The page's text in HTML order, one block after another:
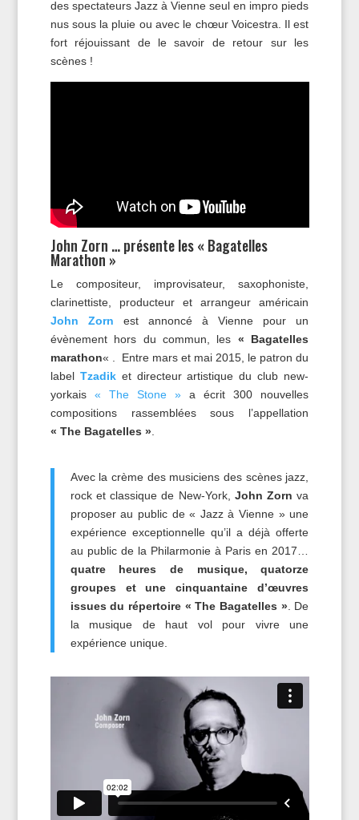
des spectateurs Jazz à Vienne seul en impro pieds
nus sous la pluie ou avec le chœur Voicestra. Il est
fort réjouissant de le savoir de retour sur les
scènes !
John Zorn … présente les « Bagatelles
Marathon »
Le compositeur, improvisateur, saxophoniste,
clarinettiste, producteur et arrangeur américain
John Zorn est annoncé à Vienne pour un
évènement hors du commun, les « Bagatelles
marathon« . Entre mars et mai 2015, le patron du
label Tzadiket directeur artistique du club new-
yorkais « The Stone » a écrit 300 nouvelles
compositions rassemblées sous l’appellation
« The Bagatelles ».
Avec la crème des musiciens des scènes jazz,
rock et classique de New-York, John Zorn va
proposer au public de « Jazz à Vienne » une
expérience exceptionnelle qu’il a déjà offerte
au public de la Philarmonie à Paris en 2017…
quatre heures de musique, quatorze
groupes et une cinquantaine d’œuvres
issues du répertoire « The Bagatelles ». De
la musique de haut vol pour vivre une
expérience unique.